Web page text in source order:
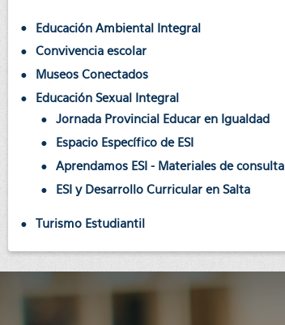
Educación Ambiental Integral
Convivencia escolar
Museos Conectados
Educación Sexual Integral
Jornada Provincial Educar en Igualdad
Espacio Específico de ESI
Aprendamos ESI - Materiales de consulta
ESI y Desarrollo Curricular en Salta
Turismo Estudiantil